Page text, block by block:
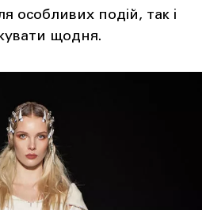
особливих ​​подій, так і
щодня.